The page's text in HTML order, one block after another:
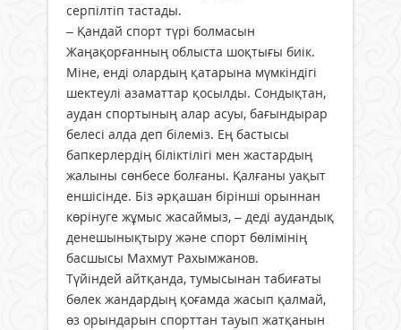
серпілтіп тастады.
– Қандай спорт түрі болмасын
Жаңақорғанның облыста шоқтығы биік.
Міне, енді олардың қатарына мүмкіндігі
шектеулі азаматтар қосылды. Сондықтан,
аудан спортының алар асуы, бағындырар
белесі алда деп білеміз. Ең бастысы
бапкерлердің біліктілігі мен жастардың
жалыны сөнбесе болғаны. Қалғаны уақыт
еншісінде. Біз әрқашан бірінші орыннан
көрінуге жұмыс жасаймыз, – деді аудандық
денешынықтыру және спорт бөлімінің
басшысы Махмут Рахымжанов.
Түйіндей айтқанда, тумысынан табиғаты
бөлек жандардың қоғамда жасып қалмай,
өз орындарын спорттан тауып жатқанын